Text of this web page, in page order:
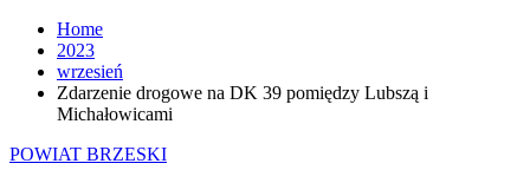
Home
2023
wrzesień
Zdarzenie drogowe na DK 39 pomiędzy Lubszą i
Michałowicami
POWIAT BRZESKI